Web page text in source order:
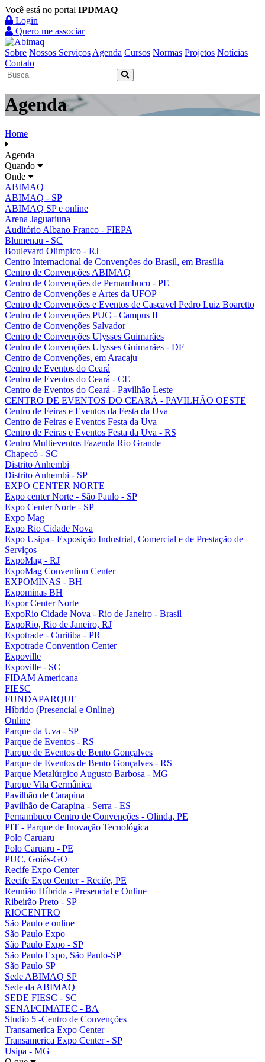
Você está no portal IPDMAQ
Login
Quero me associar
Sobre Nossos Serviços Agenda Cursos Normas Projetos Notícias
Contato
Agenda
Home
Agenda
Quando
Onde
ABIMAQ
ABIMAQ - SP
ABIMAQ SP e online
Arena Jaguariuna
Auditório Albano Franco - FIEPA
Blumenau - SC
Boulevard Olimpico - RJ
Centro Internacional de Convenções do Brasil, em Brasília
Centro de Convenções ABIMAQ
Centro de Convenções de Pernambuco - PE
Centro de Convenções e Artes da UFOP
Centro de Convenções e Eventos de Cascavel Pedro Luiz Boaretto
Centro de Convenções PUC - Campus II
Centro de Convenções Salvador
Centro de Convenções Ulysses Guimarães
Centro de Convenções Ulysses Guimarães - DF
Centro de Convenções, em Aracaju
Centro de Eventos do Ceará
Centro de Eventos do Ceará - CE
Centro de Eventos do Ceará - Pavilhão Leste
CENTRO DE EVENTOS DO CEARÁ - PAVILHÃO OESTE
Centro de Feiras e Eventos da Festa da Uva
Centro de Feiras e Eventos Festa da Uva
Centro de Feiras e Eventos Festa da Uva - RS
Centro Multieventos Fazenda Rio Grande
Chapecó - SC
Distrito Anhembi
Distrito Anhembi - SP
EXPO CENTER NORTE
Expo center Norte - São Paulo - SP
Expo Center Norte - SP
Expo Mag
Expo Rio Cidade Nova
Expo Usipa - Exposição Industrial, Comercial e de Prestação de
Serviços
ExpoMag - RJ
ExpoMag Convention Center
EXPOMINAS - BH
Expominas BH
Expor Center Norte
ExpoRio Cidade Nova - Rio de Janeiro - Brasil
ExpoRio, Rio de Janeiro, RJ
Expotrade - Curitiba - PR
Expotrade Convention Center
Expoville
Expoville - SC
FIDAM Americana
FIESC
FUNDAPARQUE
Híbrido (Presencial e Online)
Online
Parque da Uva - SP
Parque de Eventos - RS
Parque de Eventos de Bento Gonçalves
Parque de Eventos de Bento Gonçalves - RS
Parque Metalúrgico Augusto Barbosa - MG
Parque Vila Germânica
Pavilhão de Carapina
Pavilhão de Carapina - Serra - ES
Pernambuco Centro de Convenções - Olinda, PE
PIT - Parque de Inovação Tecnológica
Polo Caruaru
Polo Caruaru - PE
PUC, Goiás-GO
Recife Expo Center
Recife Expo Center - Recife, PE
Reunião Híbrida - Presencial e Online
Ribeirão Preto - SP
RIOCENTRO
São Paulo e online
São Paulo Expo
São Paulo Expo - SP
São Paulo Expo, São Paulo-SP
São Paulo SP
Sede ABIMAQ SP
Sede da ABIMAQ
SEDE FIESC - SC
SENAI/CIMATEC - BA
Studio 5 -Centro de Convenções
Transamerica Expo Center
Transamerica Expo Center - SP
Usipa - MG